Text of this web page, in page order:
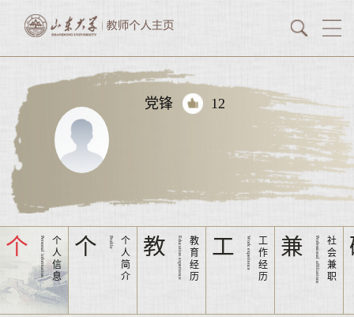
党锋 12
个 Personal information
个
人
信
息
个 Profile
个
人
简
介
教 Education experience
教
育
经
历
工 Work experience
工
作
经
历
兼 Professional affiliations
社
会
兼
职